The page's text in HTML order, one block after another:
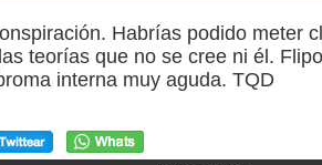
Habrías podido meter
teorías que no se cree ni él.
interna muy aguda. TQD